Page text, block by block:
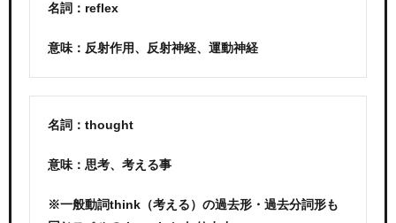
名詞：reflex
意味：反射作用、反射神経、運動神経
名詞：thought
意味：思考、考える事
※一般動詞think（考える）の過去形・過去分詞形も